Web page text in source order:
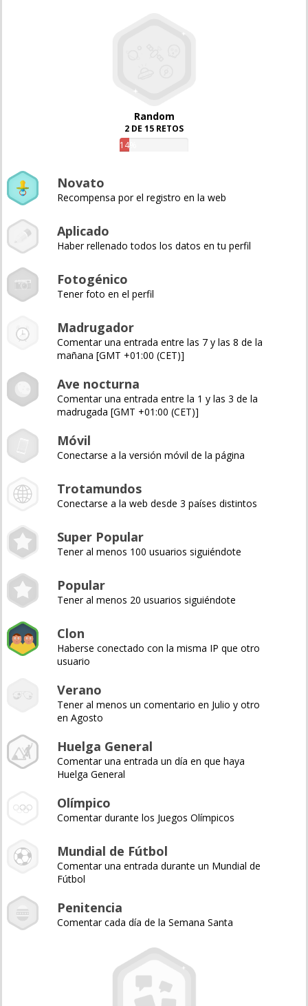
Random
2 DE 15 RETOS
14%
Novato
Recompensa por el registro en la web
Aplicado
Haber rellenado todos los datos en tu perfil
Fotogénico
Tener foto en el perfil
Madrugador
Comentar una entrada entre las 7 y las 8 de la
mañana [GMT +01:00 (CET)]
Ave nocturna
Comentar una entrada entre la 1 y las 3 de la
madrugada [GMT +01:00 (CET)]
Móvil
Conectarse a la versión móvil de la página
Trotamundos
Conectarse a la web desde 3 países distintos
Super Popular
Tener al menos 100 usuarios siguiéndote
Popular
Tener al menos 20 usuarios siguiéndote
Clon
Haberse conectado con la misma IP que otro
usuario
Verano
Tener al menos un comentario en Julio y otro
en Agosto
Huelga General
Comentar una entrada un día en que haya
Huelga General
Olímpico
Comentar durante los Juegos Olímpicos
Mundial de Fútbol
Comentar una entrada durante un Mundial de
Fútbol
Penitencia
Comentar cada día de la Semana Santa